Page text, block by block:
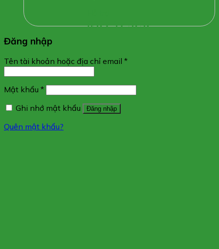
0327 17 3232
Đăng nhập
Tên tài khoản hoặc địa chỉ email *
Mật khẩu *
Ghi nhớ mật khẩu
Đăng nhập
Quên mật khẩu?